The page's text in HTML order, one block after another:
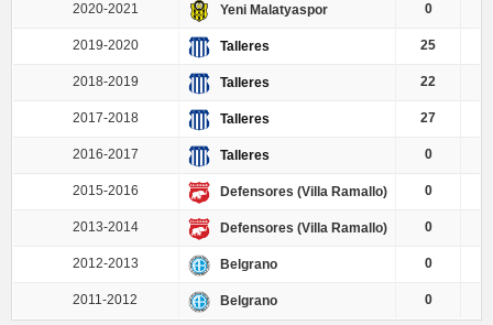
Yeni Malatyaspor 0
Talleres 25
Talleres 22
Talleres 27
Talleres 0
Defensores (Villa Ramallo) 0
Defensores (Villa Ramallo) 0
Belgrano 0
Belgrano 0
2020-2021
2019-2020
2018-2019
2017-2018
2016-2017
2015-2016
2013-2014
2012-2013
2011-2012